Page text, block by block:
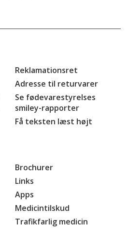
Reklamationsret
Adresse til returvarer
Se fødevarestyrelses
smiley-rapporter
Få teksten læst højt
Brochurer
Links
Apps
Medicintilskud
Trafikfarlig medicin